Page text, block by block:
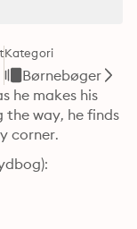
Kategori
Børnebøger
he makes his
the way, he finds
corner.